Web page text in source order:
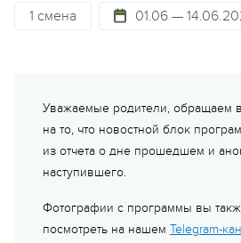
1 смена 01.06 —
Уважаемые родители, обращаем
на то, что новостной блок
из отчета о дне прошедшем и
наступившего.
Фотографии с программы вы
посмотреть на нашем Telegram-